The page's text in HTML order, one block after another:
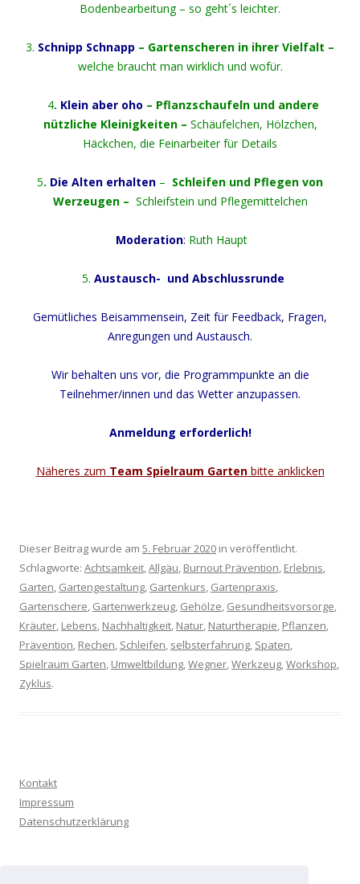
Bodenbearbeitung – so geht´s leichter.
3. Schnipp Schnapp – Gartenscheren in ihrer Vielfalt –
welche braucht man wirklich und wofür.
4. Klein aber oho – Pflanzschaufeln und andere
nützliche Kleinigkeiten – Schäufelchen, Hölzchen,
Häckchen, die Feinarbeiter für Details
5. Die Alten erhalten – Schleifen und Pflegen von
Werzeugen – Schleifstein und Pflegemittelchen
Moderation: Ruth Haupt
5. Austausch- und Abschlussrunde
Gemütliches Beisammensein, Zeit für Feedback, Fragen,
Anregungen und Austausch.
Wir behalten uns vor, die Programmpunkte an die
Teilnehmer/innen und das Wetter anzupassen.
Anmeldung erforderlich!
Näheres zum Team Spielraum Gartenbitte anklicken
Dieser Beitrag wurde am 5. Februar 2020 in veröffentlicht.
Schlagworte: Achtsamkeit,Allgäu, Burnout Prävention, Erlebnis,
Garten, Gartengestaltung, Gartenkurs, Gartenpraxis,
Gartenschere, Gartenwerkzeug, Gehölze, Gesundheitsvorsorge,
Kräuter, Lebens, Nachhaltigkeit, Natur, Naturtherapie, Pflanzen,
Prävention, Rechen, Schleifen, selbsterfahrung, Spaten,
Spielraum Garten, Umweltbildung,Wegner,Werkzeug,Workshop,
Zyklus.
Kontakt
Impressum
Datenschutzerklärung